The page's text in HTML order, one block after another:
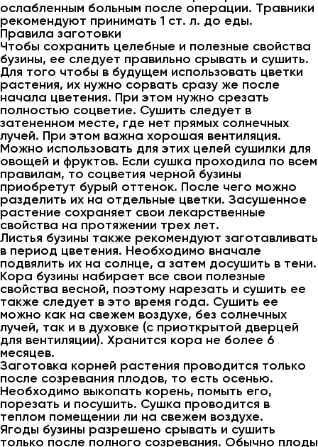
ослабленным больным после операции. Травники
рекомендуют принимать 1 ст. л. до еды.
Правила заготовки
Чтобы сохранить целебные и полезные свойства
бузины, ее следует правильно срывать и сушить.
Для того чтобы в будущем использовать цветки
растения, их нужно сорвать сразу же после
начала цветения. При этом нужно срезать
полностью соцветие. Сушить следует в
затененном месте, где нет прямых солнечных
лучей. При этом важна хорошая вентиляция.
Можно использовать для этих целей сушилки для
овощей и фруктов. Если сушка проходила по всем
правилам, то соцветия черной бузины
приобретут бурый оттенок. После чего можно
разделить их на отдельные цветки. Засушенное
растение сохраняет свои лекарственные
свойства на протяжении трех лет.
Листья бузины также рекомендуют заготавливать
в период цветения. Необходимо вначале
подвялить их на солнце, а затем досушить в тени.
Кора бузины набирает все свои полезные
свойства весной, поэтому нарезать и сушить ее
также следует в это время года. Сушить ее
можно как на свежем воздухе, без солнечных
лучей, так и в духовке (с приоткрытой дверцей
для вентиляции). Хранится кора не более 6
месяцев.
Заготовка корней растения проводится только
после созревания плодов, то есть осенью.
Необходимо выкопать корень, помыть его,
порезать и посушить. Сушка проводится в
теплом помещении ли на свежем воздухе.
Ягоды бузины разрешено срывать и сушить
только после полного созревания. Обычно плоды